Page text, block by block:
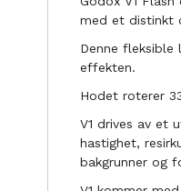
med et distinkt
Denne
effekten.
Hodet roterer
V1 drives av et
hastighet,
bakgrunner og